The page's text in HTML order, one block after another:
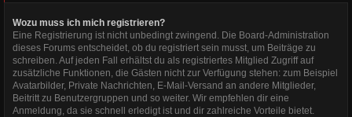
Wozu muss ich mich registrieren?
Eine Registrierung ist nicht unbedingt zwingend. Die Board-Administration
dieses Forums entscheidet, ob du registriert sein musst, um Beiträge zu
schreiben. Auf jeden Fall erhältst du als registriertes Mitglied Zugriff auf
zusätzliche Funktionen, die Gästen nicht zur Verfügung stehen: zum Beispiel
Avatarbilder, Private Nachrichten, E-Mail-Versand an andere Mitglieder,
Beitritt zu Benutzergruppen und so weiter. Wir empfehlen dir eine
Anmeldung, da sie schnell erledigt ist und dir zahlreiche Vorteile bietet.